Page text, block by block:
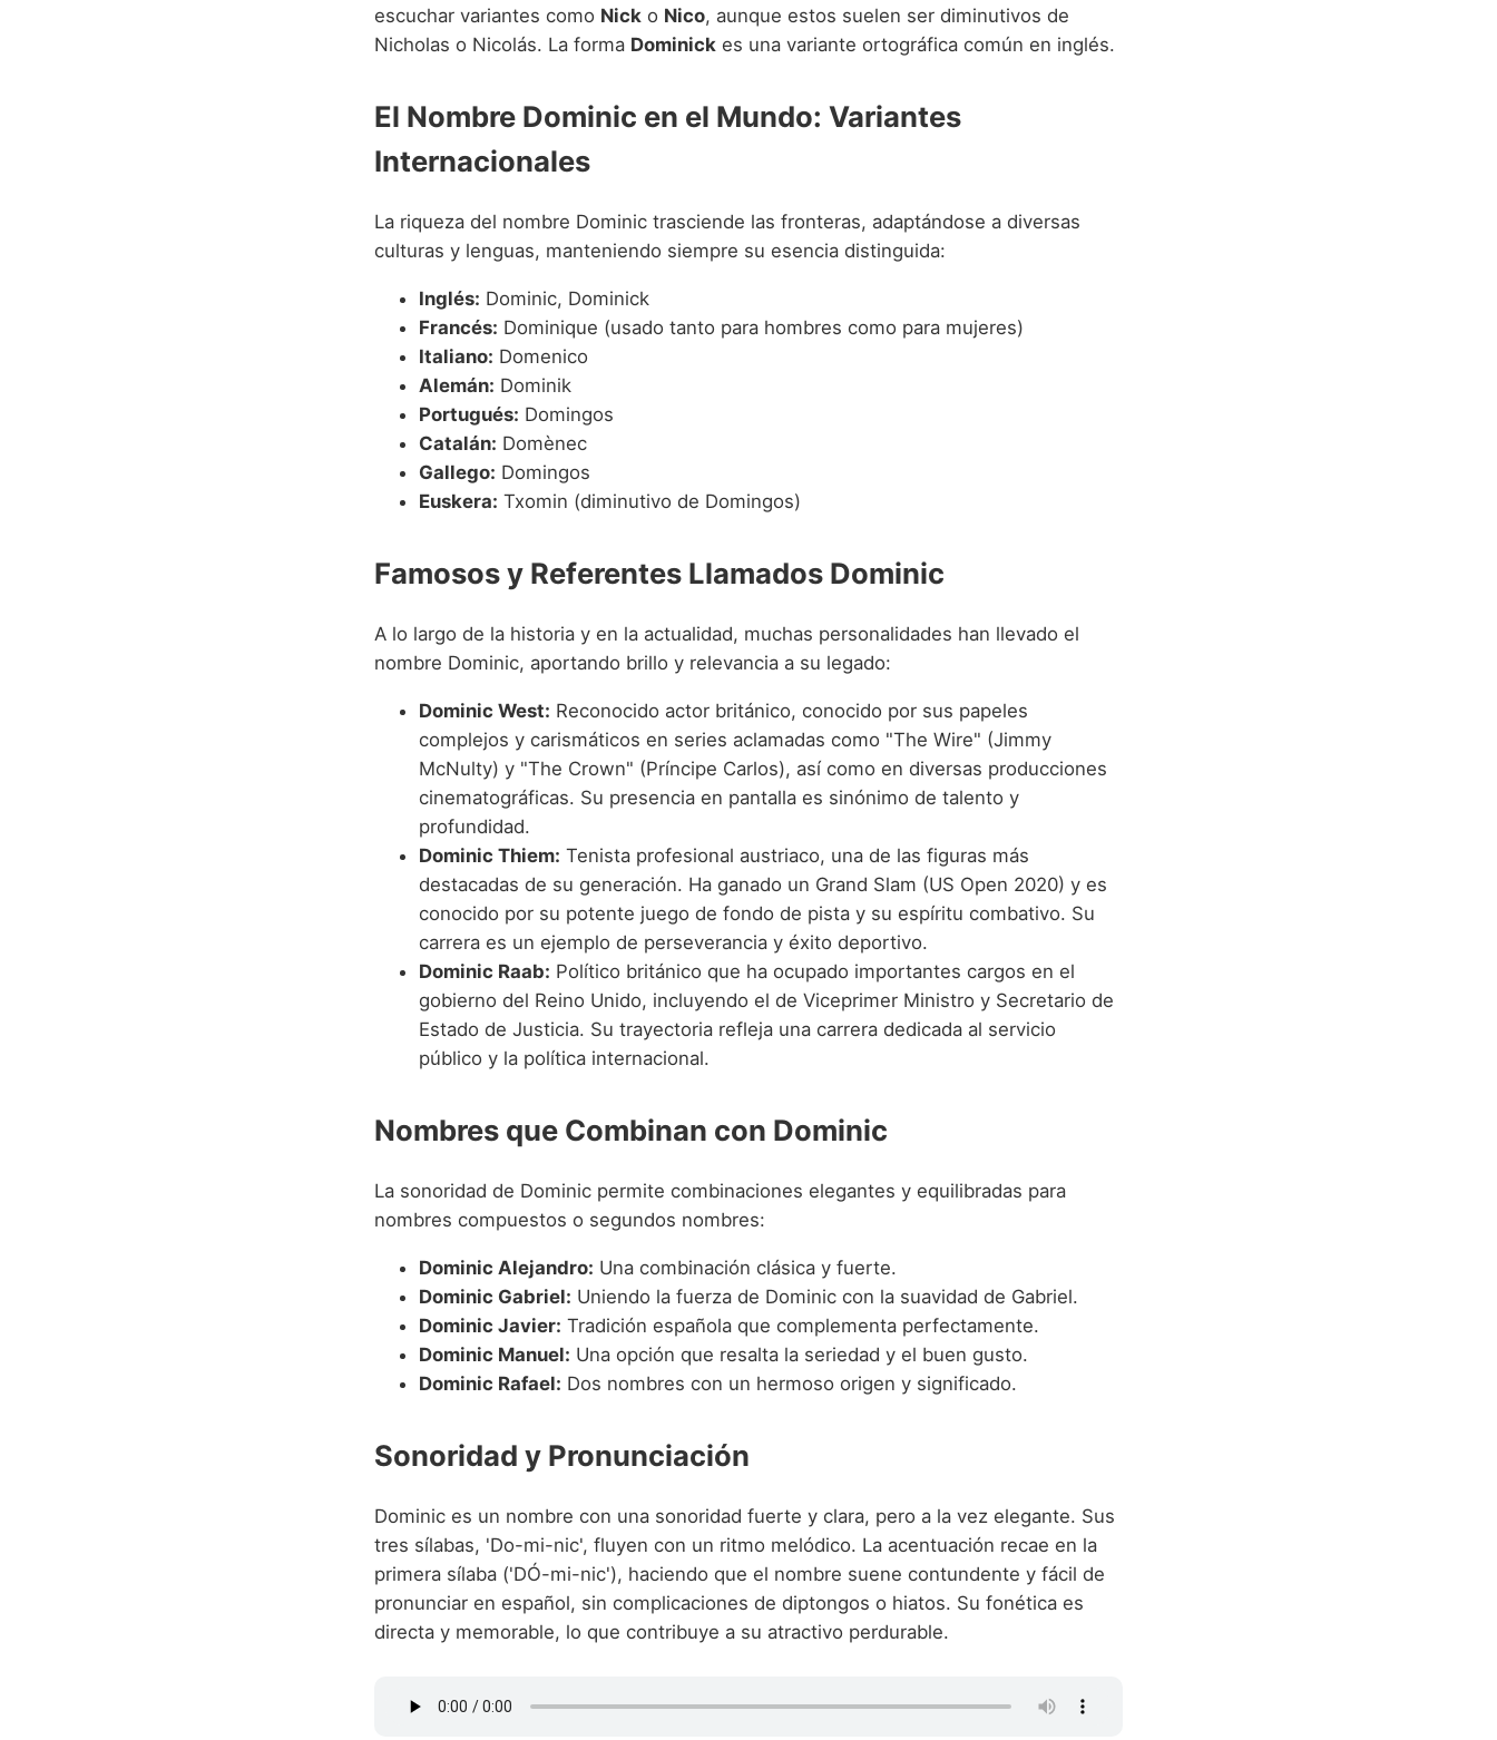
escuchar variantes como Nick o Nico, aunque estos suelen ser diminutivos de
Nicholas o Nicolás. La forma Dominick es una variante ortográfica común en inglés.
El Nombre Dominic en el Mundo: Variantes
Internacionales
La riqueza del nombre Dominic trasciende las fronteras, adaptándose a diversas
culturas y lenguas, manteniendo siempre su esencia distinguida:
Inglés: Dominic, Dominick
Francés: Dominique (usado tanto para hombres como para mujeres)
Italiano: Domenico
Alemán: Dominik
Portugués: Domingos
Catalán: Domènec
Gallego: Domingos
Euskera: Txomin (diminutivo de Domingos)
Famosos y Referentes Llamados Dominic
A lo largo de la historia y en la actualidad, muchas personalidades han llevado el
nombre Dominic, aportando brillo y relevancia a su legado:
Dominic West: Reconocido actor británico, conocido por sus papeles
complejos y carismáticos en series aclamadas como "The Wire" (Jimmy
McNulty) y "The Crown" (Príncipe Carlos), así como en diversas producciones
cinematográficas. Su presencia en pantalla es sinónimo de talento y
profundidad.
Dominic Thiem: Tenista profesional austriaco, una de las figuras más
destacadas de su generación. Ha ganado un Grand Slam (US Open 2020) y es
conocido por su potente juego de fondo de pista y su espíritu combativo. Su
carrera es un ejemplo de perseverancia y éxito deportivo.
Dominic Raab: Político británico que ha ocupado importantes cargos en el
gobierno del Reino Unido, incluyendo el de Viceprimer Ministro y Secretario de
Estado de Justicia. Su trayectoria refleja una carrera dedicada al servicio
público y la política internacional.
Nombres que Combinan con Dominic
La sonoridad de Dominic permite combinaciones elegantes y equilibradas para
nombres compuestos o segundos nombres:
Dominic Alejandro: Una combinación clásica y fuerte.
Dominic Gabriel: Uniendo la fuerza de Dominic con la suavidad de Gabriel.
Dominic Javier: Tradición española que complementa perfectamente.
Dominic Manuel: Una opción que resalta la seriedad y el buen gusto.
Dominic Rafael: Dos nombres con un hermoso origen y significado.
Sonoridad y Pronunciación
Dominic es un nombre con una sonoridad fuerte y clara, pero a la vez elegante. Sus
tres sílabas, 'Do-mi-nic', fluyen con un ritmo melódico. La acentuación recae en la
primera sílaba ('DÓ-mi-nic'), haciendo que el nombre suene contundente y fácil de
pronunciar en español, sin complicaciones de diptongos o hiatos. Su fonética es
directa y memorable, lo que contribuye a su atractivo perdurable.